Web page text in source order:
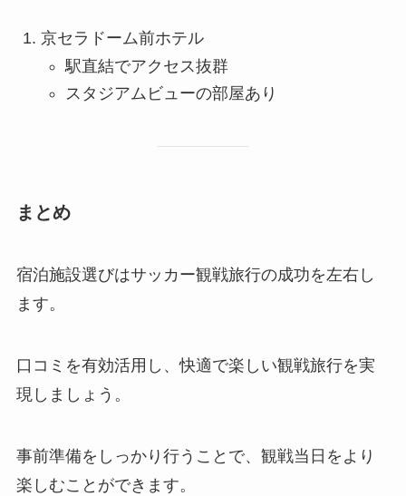
京セラドーム前ホテル
駅直結でアクセス抜群
スタジアムビューの部屋あり
まとめ
宿泊施設選びはサッカー観戦旅行の成功を左右し
ます。
口コミを有効活用し、快適で楽しい観戦旅行を実
現しましょう。
事前準備をしっかり行うことで、観戦当日をより
楽しむことができます。